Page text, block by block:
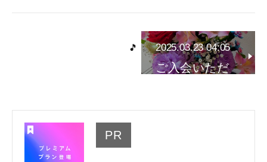
2025.03.23 04:05
ご入会いただ
PR